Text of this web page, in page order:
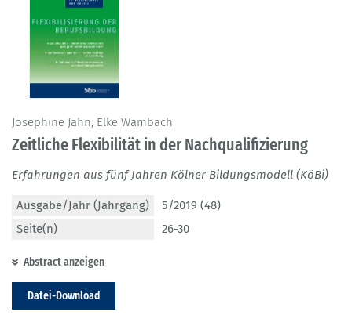
Josephine Jahn; Elke Wambach
Zeitliche Flexibilität in der Nachqualifizierung
Erfahrungen aus fünf Jahren Kölner Bildungsmodell (KöBi)
Ausgabe/Jahr (Jahrgang)
5/2019 (48)
Seite(n)
26-30
Abstract anzeigen
Datei-Download